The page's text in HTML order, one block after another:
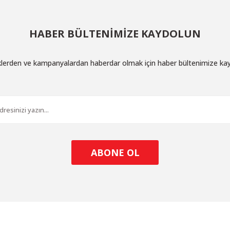
HABER BÜLTENİMİZE KAYDOLUN
ve kampanyalardan haberdar olmak için haber bültenimize
ABONE OL